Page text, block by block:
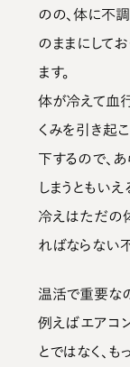
のの、体に不
のままにしてお
ます。
体が冷えて血
くみを引き起
下するので、
しまうともいえ
冷えはただの
ればならない
温活で重要な
例えばエアコ
とではなく、 も